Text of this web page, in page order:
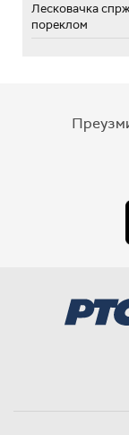
Лесковачка
пореклом